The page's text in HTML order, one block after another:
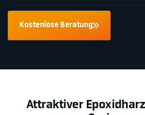
Kostenlose Beratung
Attraktiver